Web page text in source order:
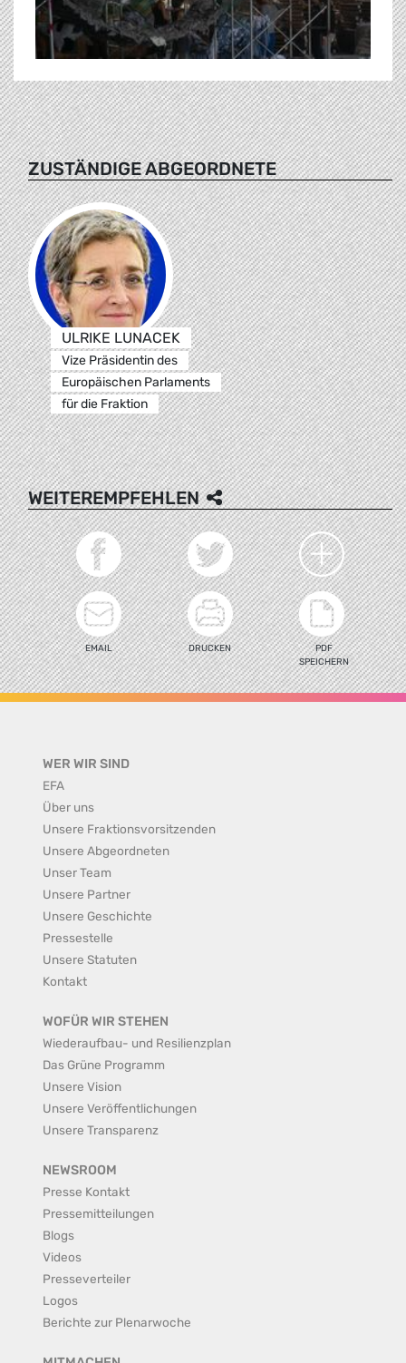
ZUSTÄNDIGE ABGEORDNETE
ULRIKE LUNACEK
Vize Präsidentin des
Europäischen Parlaments
für die Fraktion
WEITEREMPFEHLEN
EMAIL DRUCKEN
PDF
SPEICHERN
WER WIR SIND
EFA
Über uns
Unsere Fraktionsvorsitzenden
Unsere Abgeordneten
Unser Team
Unsere Partner
Unsere Geschichte
Pressestelle
Unsere Statuten
Kontakt
WOFÜR WIR STEHEN
Wiederaufbau- und Resilienzplan
Das Grüne Programm
Unsere Vision
Unsere Veröffentlichungen
Unsere Transparenz
NEWSROOM
Presse Kontakt
Pressemitteilungen
Blogs
Videos
Presseverteiler
Logos
Berichte zur Plenarwoche